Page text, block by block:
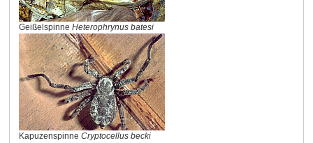
Geißelspinne Heterophrynus batesi
Kapuzenspinne Cryptocellus becki